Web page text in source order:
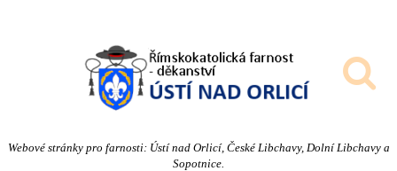
Webové stránky pro farnosti: Ústí nad Orlicí, České Libchavy, Dolní Libchavy a
Sopotnice.